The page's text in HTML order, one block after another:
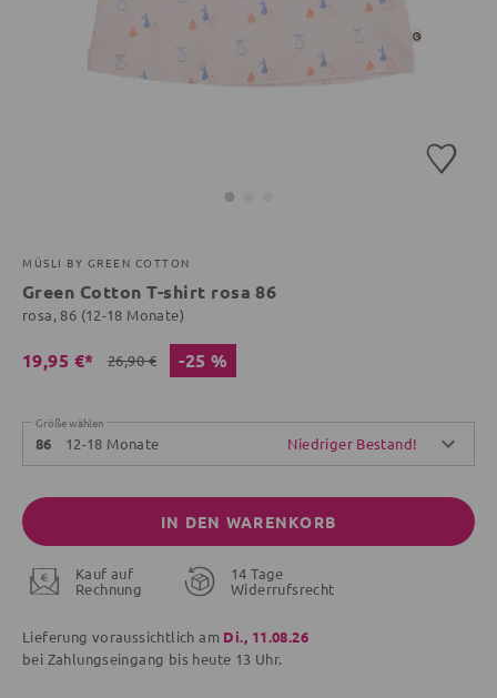
MÜSLI BY GREEN COTTON
Green Cotton T-shirt rosa 86
rosa, 86 (12-18 Monate)
19,95 €* 26,90 € -25 %
Größe wählen
86 12-18 Monate Niedriger Bestand!
IN DEN WARENKORB
Kauf auf
Rechnung
14 Tage
Widerrufsrecht
Lieferung voraussichtlich am Di., 11.08.26
bei Zahlungseingang bis heute 13 Uhr.